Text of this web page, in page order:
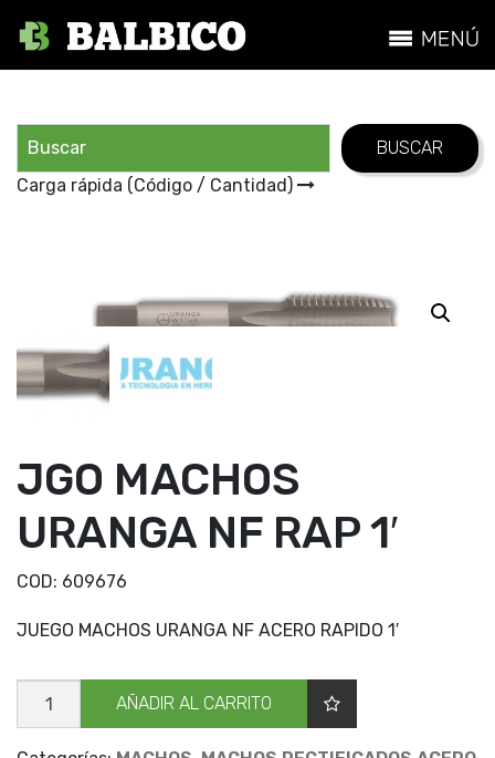
Carga rápida (Código / Cantidad)
JGO MACHOS
URANGA NF RAP 1′
COD: 609676
JUEGO MACHOS URANGA NF ACERO RAPIDO 1′
JGO
MACHOS
URANGA
AÑADIR AL CARRITO